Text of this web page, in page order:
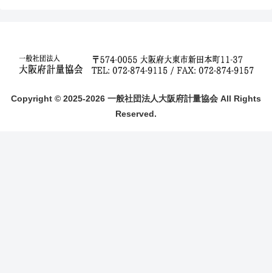
Copyright © 2025-2026 一般社団法人大阪府計量協会 All Rights
Reserved.